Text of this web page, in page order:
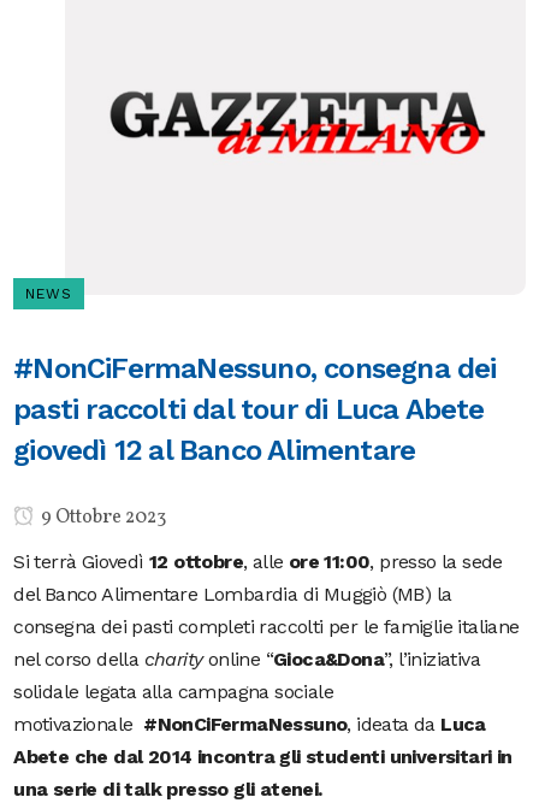
NEWS
#NonCiFermaNessuno, consegna dei
pasti raccolti dal tour di Luca Abete
giovedì 12 al Banco Alimentare
9 Ottobre 2023
Si terrà Giovedì12 ottobre, alle ore 11:00, presso la sede
del Banco Alimentare Lombardia di Muggiò (MB) la
consegna dei pasti completi raccolti per le famiglie italiane
nel corso della charityonline “Gioca&Dona”, l’iniziativa
solidale legata alla campagna sociale
motivazionale #NonCiFermaNessuno, ideata da Luca
Abete che dal 2014 incontra gli studenti universitari in
una serie di talk presso gli atenei.